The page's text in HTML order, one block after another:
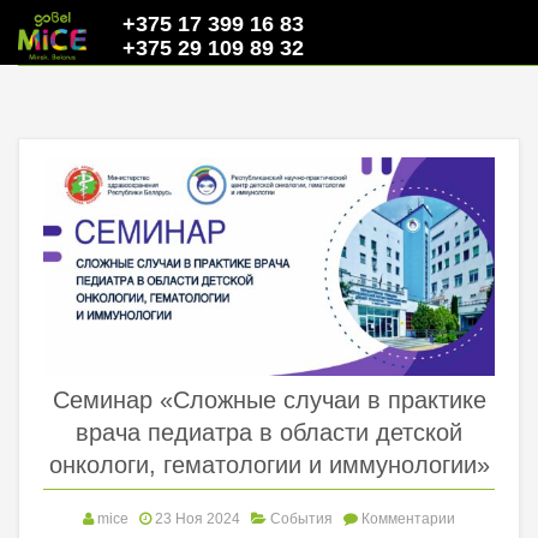
+375 17 399 16 83
+375 29 109 89 32
Семинар «Сложные случаи в практике
врача педиатра в области детской
онкологи, гематологии и иммунологии»
mice 23 Ноя 2024 События
Комментарии